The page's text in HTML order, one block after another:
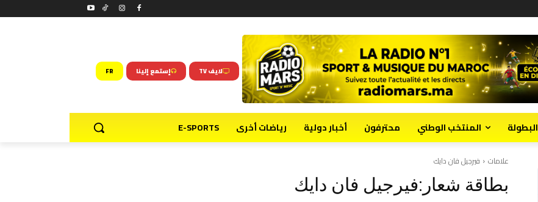
لايف TV إستمع إلينا FR
البطولة المنتخب الوطني محترفون أخبار دولية رياضات أخرى E-SPORTS
علامات فيرجيل فان دايك
بطاقة شعار:فيرجيل فان دايك